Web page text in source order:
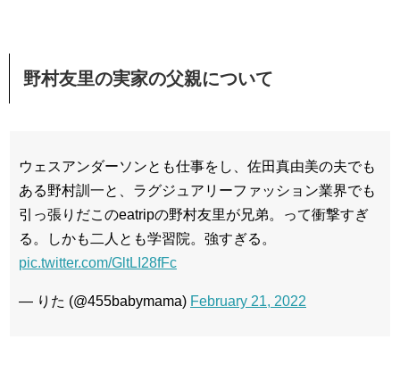
野村友里の実家の父親について
ウェスアンダーソンとも仕事をし、佐田真由美の夫でも
ある野村訓一と、ラグジュアリーファッション業界でも
引っ張りだこのeatripの野村友里が兄弟。って衝撃すぎ
る。しかも二人とも学習院。強すぎる。
pic.twitter.com/GltLI28fFc
— りた (@455babymama) February 21, 2022